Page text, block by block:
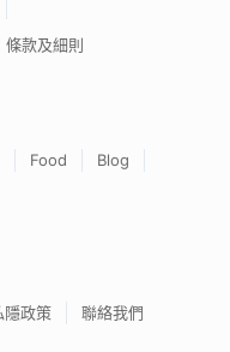
條款及細則
Food
Blog
隱政策 聯絡我們